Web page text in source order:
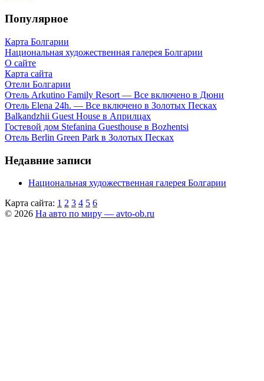
Популярное
Карта Болгарии
Национальная художественная галерея Болгарии
О сайте
Карта сайта
Отели Болгарии
Отель Arkutino Family Resort — Все включено в Дюни
Отель Elena 24h. — Все включено в Золотых Песках
Balkandzhii Guest House в Априлцах
Гостевой дом Stefanina Guesthouse в Bozhentsi
Отель Berlin Green Park в Золотых Песках
Недавние записи
Национальная художественная галерея Болгарии
Карта сайта: 1 2 3 4 5 6
© 2026 На авто по миру — avto-ob.ru